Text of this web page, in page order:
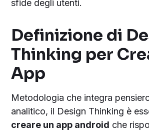
sfide degli utenti.
Definizione di
Thinking per
App
Metodologia che integra
analitico, il Design Thinking è
creare un app android che